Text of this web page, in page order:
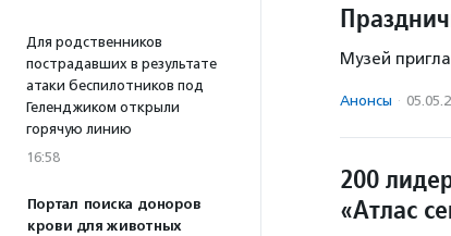
Для родственников
пострадавших в результате
атаки беспилотников под
Геленджиком открыли
горячую линию
16:58
Портал поиска доноров
крови для животных
Музей
Анонсы ·
200
«Атлас